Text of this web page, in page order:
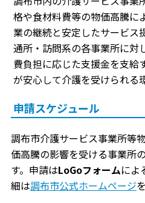
格や食材料費等の物価高騰に
業の継続と安定したサービス
通所・訪問系の各事業所に対
費負担に応じた支援金を支給
が安心して介護を受けられる
申請スケジュール
調布市介護サービス事業所等
価高騰の影響を受ける事業所
す。申請はLoGoフォームによ
細は調布市公式ホームページ